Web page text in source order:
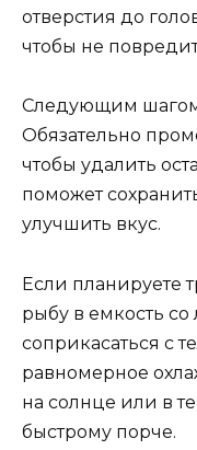
отверстия до
чтобы не
Следующим шагом
Обязательно
чтобы удалить
поможет
улучшить вкус.
Если планируете
рыбу в емкость
соприкасаться с
равномерное
на солнце или в
быстрому порче.